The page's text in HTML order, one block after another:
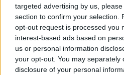
targeted advertising by us,
section to confirm your selection.
opt-out request is processed you
interest-based ads based on
us or personal information
your opt-out. You may separately
disclosure of your personal